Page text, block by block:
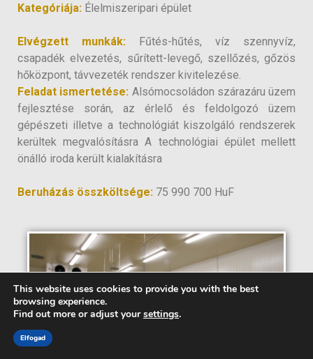
Kategóriája: Élelmiszeripari épület
Elvégzett munkák: Fűtés-hűtés, víz szennyvíz,
csapadék elvezetés, sűrített-levegő, szellőzés, gőzös
hőközpont, távvezeték rendszer kivitelezése.
Feladat ismertetése: Alsómocsoládon szárazáru üzem
fejlesztése során, az érlelő és feldolgozó üzem
gépészeti illetve a technológiát kiszolgáló rendszerek
kerültek megvalósításra A technológiai épület mellett
önálló iroda került kialakításra
Beruházás összköltsége: 75 990 700 HuF
This website uses cookies to provide you with the best
browsing experience.
Find out more or adjust yoursettings.
Elfogad